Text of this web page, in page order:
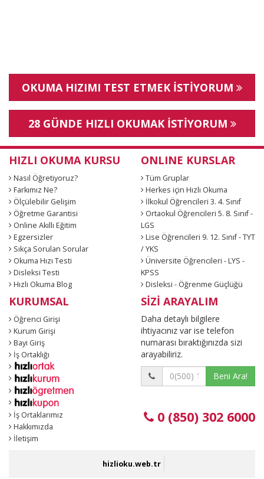
OKUMA HIZIMI TEST ETMEK İSTİYORUM
28 GÜNDE HIZLI OKUMAK İSTİYORUM
HIZLI OKUMA KURSU
Nasıl Öğretiyoruz?
Farkımız Ne?
Ölçülebilir Gelişim
Öğretme Garantisi
Online Akıllı Eğitim
Egzersizler
Sıkça Sorulan Sorular
Okuma Hızı Testi
Disleksi Testi
Hızlı Okuma Blog
ONLINE KURSLAR
Tüm Gruplar
Herkes için Hızlı Okuma
İlkokul Öğrencileri 3. 4. Sınıf
Ortaokul Öğrencileri 5. 8. Sınıf -
LGS
Lise Öğrencileri 9. 12. Sınıf - TYT
/ YKS
Üniversite Öğrencileri - LYS -
KPSS
Disleksi - Öğrenme Güçlüğü
KURUMSAL
Öğrenci Girişi
Kurum Girişi
Bayi Giriş
İş Ortaklığı
İş Ortaklarımız
Hakkımızda
İletişim
SİZİ ARAYALIM
Daha detaylı bilgilere
ihtiyacınız var ise telefon
numarası bıraktığınızda sizi
arayabiliriz.
Beni Ara!
0 (850) 302 6000
hizlioku.web.tr